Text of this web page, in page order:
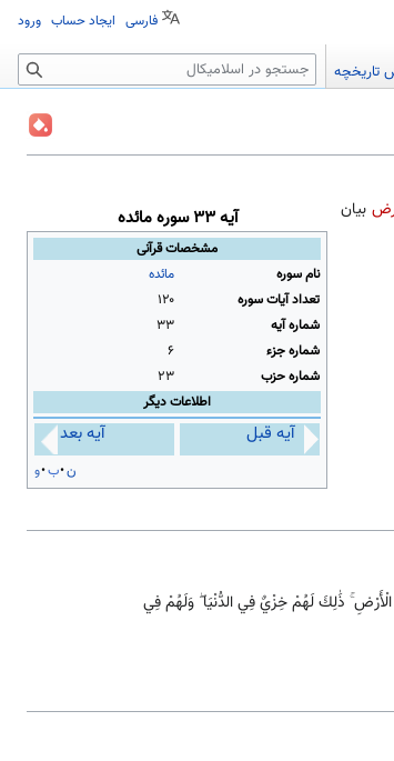
آیه ۳۳ سوره مائده
مشخصات قرآنی
نام سوره
مائده
تعداد آیات سوره
۱۲۰
شماره آیه
۳۳
شماره جزء
۶
شماره حزب
۲۳
اطلاعات دیگر
آیه قبل آیه بعد
ن ب و
بیان
الْأَرْضِ ۚ ذَٰلِكَ لَهُمْ خِزْيٌ فِي الدُّنْيَا ۖ وَلَهُمْ فِي
فارسی ایجاد حساب ورود
تاریخچه جستجو